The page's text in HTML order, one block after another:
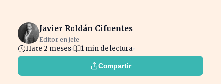
Javier Roldán Cifuentes
Editor en jefe
Hace 2 meses 1 min de lectura
Compartir